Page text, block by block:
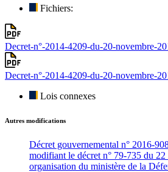
Fichiers:
Decret-n°-2014-4209-du-20-novembre-
Decret-n°-2014-4209-du-20-novembre-
Lois connexes
Autres modifications
Décret gouvernemental n° 2016-
modifiant le décret n° 79-735 du
organisation du ministère de la